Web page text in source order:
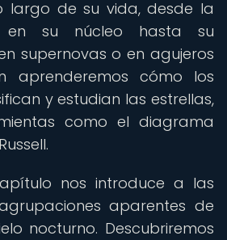
largo de su vida, desde la
en su núcleo hasta su
supernovas o en agujeros
aprenderemos cómo los
y estudian las estrellas,
como el diagrama
nos introduce a las
aparentes de
nocturno. Descubriremos